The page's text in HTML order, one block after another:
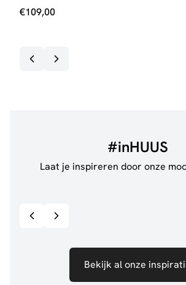
€109,00
#inHUUS
Laat je inspireren door onze
Bekijk al onze